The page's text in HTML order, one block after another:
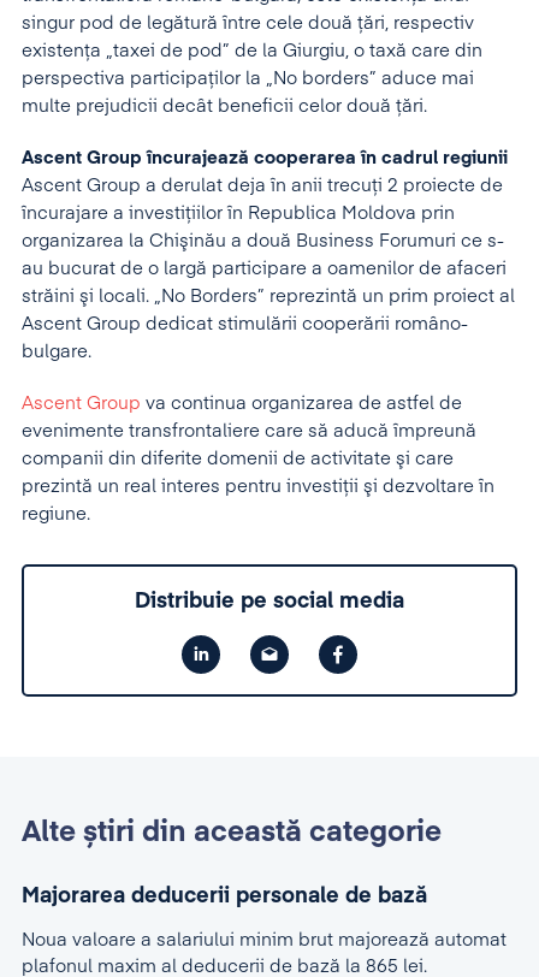
singur pod de legătură între cele două ţări, respectiv
existenţa „taxei de pod” de la Giurgiu, o taxă care din
perspectiva participaţilor la „No borders” aduce mai
multe prejudicii decât beneficii celor două ţări.
Ascent Group încurajează cooperarea în cadrul regiunii
Ascent Group a derulat deja în anii trecuţi 2 proiecte de
încurajare a investiţiilor în Republica Moldova prin
organizarea la Chişinău a două Business Forumuri ce s-
au bucurat de o largă participare a oamenilor de afaceri
străini şi locali. „No Borders” reprezintă un prim proiect al
Ascent Group dedicat stimulării cooperării româno-
bulgare.
Ascent Group va continua organizarea de astfel de
evenimente transfrontaliere care să aducă împreună
companii din diferite domenii de activitate şi care
prezintă un real interes pentru investiţii şi dezvoltare în
regiune.
Distribuie pe social media
Alte știri din această categorie
Majorarea deducerii personale de bază
Noua valoare a salariului minim brut majorează automat
plafonul maxim al deducerii de bază la 865 lei.